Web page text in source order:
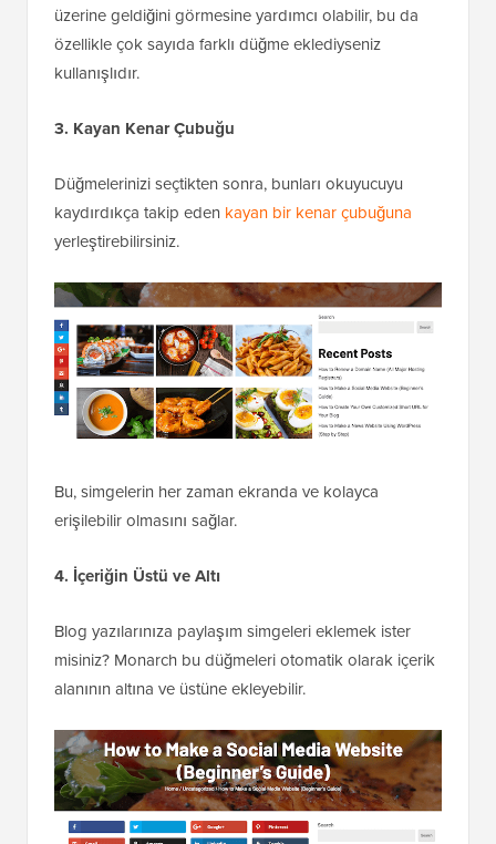
üzerine geldiğini görmesine yardımcı olabilir, bu da
özellikle çok sayıda farklı düğme eklediyseniz
kullanışlıdır.
3. Kayan Kenar Çubuğu
Düğmelerinizi seçtikten sonra, bunları okuyucuyu
kaydırdıkça takip eden kayan bir kenar çubuğuna
yerleştirebilirsiniz.
Bu, simgelerin her zaman ekranda ve kolayca
erişilebilir olmasını sağlar.
4. İçeriğin Üstü ve Altı
Blog yazılarınıza paylaşım simgeleri eklemek ister
misiniz? Monarch bu düğmeleri otomatik olarak içerik
alanının altına ve üstüne ekleyebilir.